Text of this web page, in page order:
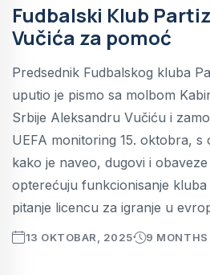
Fudbalski Klub
Vučića za pomoć
Predsednik Fudbalskog kluba
uputio je pismo sa molbom
Srbije Aleksandru Vučiću i
UEFA monitoring 15. oktobra, s
kako je naveo, dugovi i
opterećuju funkcionisanje
pitanje licencu za igranje u
13 OKTOBAR, 2025 9 MONTHS